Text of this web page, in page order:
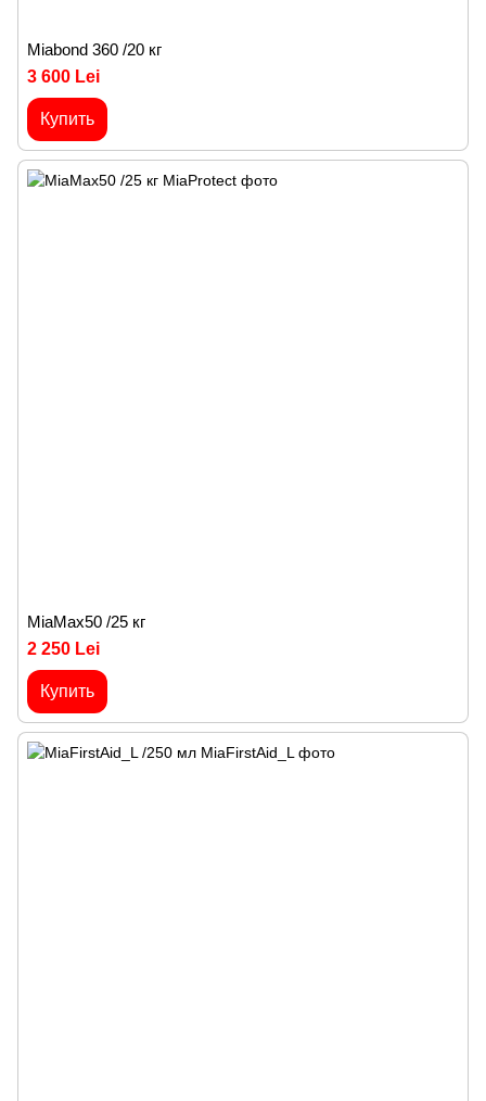
Miabond 360 /20 кг
3 600 Lei
Купить
MiaMax50 /25 кг
2 250 Lei
Купить